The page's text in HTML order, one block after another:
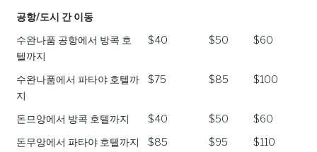
프로그램
공항/도시 간 이동
수완나품 공항에서 방콕 호
텔까지
$40 $50 $60
수완나품에서 파타야 호텔까
지
$75 $85 $100
돈므앙에서 방콕 호텔까지 $40 $50
$60
돈무앙에서 파타야 호텔까지
$85 $95
$110